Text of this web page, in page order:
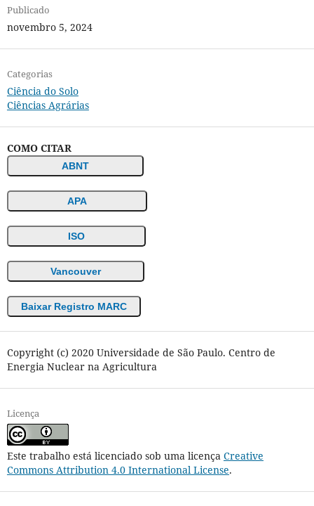
Publicado
novembro 5, 2024
Categorias
Ciência do Solo
Ciências Agrárias
COMO CITAR
ABNT
APA
ISO
Vancouver
Baixar Registro MARC
Copyright (c) 2020 Universidade de São Paulo. Centro de
Energia Nuclear na Agricultura
Licença
Este trabalho está licenciado sob uma licença Creative
Commons Attribution 4.0 International License.